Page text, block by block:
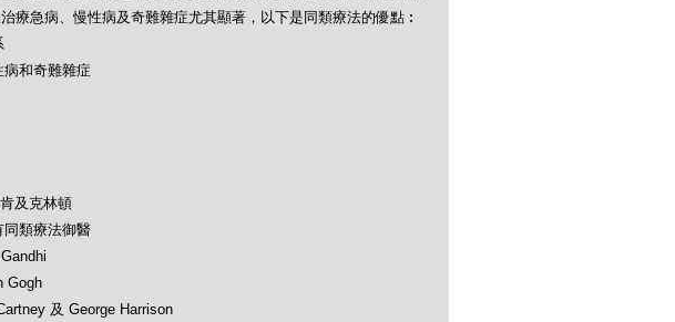
療急病、慢性病及奇難雜症尤其顯著，以下是同類療法的優點︰
和奇難雜症
及克林頓
類療法御醫
Gogh
及 George Harrison